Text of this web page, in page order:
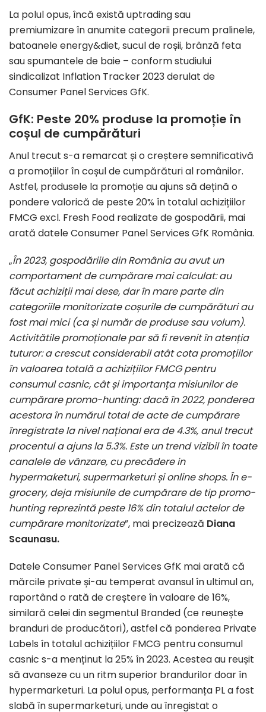
La polul opus, încă există uptrading sau
premiumizare în anumite categorii precum pralinele,
batoanele energy&diet, sucul de roșii, brânză feta
sau spumantele de baie – conform studiului
sindicalizat Inflation Tracker 2023 derulat de
Consumer Panel Services GfK.
GfK: Peste 20% produse la promoție în
coșul de cumpărături
Anul trecut s-a remarcat și o creștere semnificativă
a promoțiilor în coșul de cumpărături al românilor.
Astfel, produsele la promoție au ajuns să dețină o
pondere valorică de peste 20% în totalul achizițiilor
FMCG excl. Fresh Food realizate de gospodării, mai
arată datele Consumer Panel Services GfK România.
„În 2023, gospodăriile din România au avut un
comportament de cumpărare mai calculat: au
făcut achiziții mai dese, dar în mare parte din
categoriile monitorizate coșurile de cumpărături au
fost mai mici (ca și număr de produse sau volum).
Activitătile promoționale par să fi revenit în atenția
tuturor: a crescut considerabil atât cota promoțiilor
în valoarea totală a achizițiilor FMCG pentru
consumul casnic, cât și importanța misiunilor de
cumpărare promo-hunting: dacă în 2022, ponderea
acestora în numărul total de acte de cumpărare
înregistrate la nivel național era de 4.3%, anul trecut
procentul a ajuns la 5.3%. Este un trend vizibil în toate
canalele de vânzare, cu precădere in
hypermaketuri, supermarketuri și online shops. În e-
grocery, deja misiunile de cumpărare de tip promo-
hunting reprezintă peste 16% din totalul actelor de
cumpărare monitorizate”, mai precizează Diana
Scaunasu.
Datele Consumer Panel Services GfK mai arată că
mărcile private și-au temperat avansul în ultimul an,
raportând o rată de creștere în valoare de 16%,
similară celei din segmentul Branded (ce reunește
branduri de producători), astfel că ponderea Private
Labels în totalul achizițiilor FMCG pentru consumul
casnic s-a menținut la 25% în 2023. Acestea au reușit
să avanseze cu un ritm superior brandurilor doar în
hypermarketuri. La polul opus, performanța PL a fost
slabă în supermarketuri, unde au înregistat o